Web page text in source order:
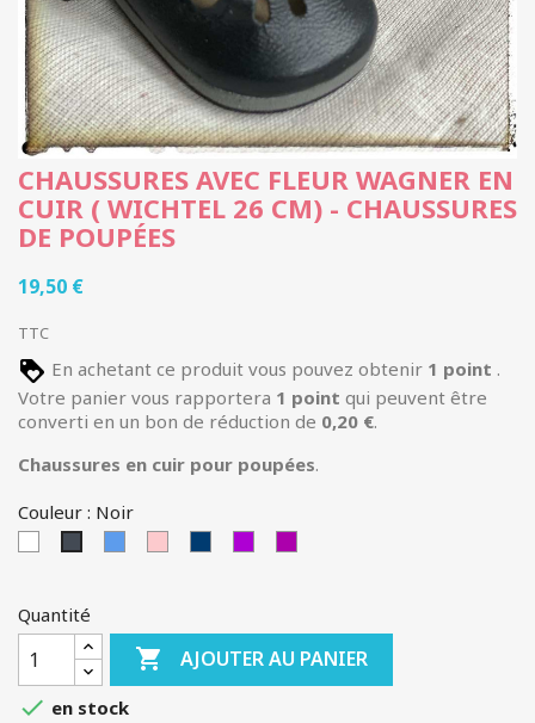
CHAUSSURES AVEC FLEUR WAGNER EN
CUIR ( WICHTEL 26 CM) - CHAUSSURES
DE POUPÉES
19,50 €
TTC
En achetant ce produit vous pouvez obtenir 1 point .
Votre panier vous rapportera 1 point qui peuvent être
converti en un bon de réduction de 0,20 €.
Chaussures en cuir pour poupées.
Couleur : Noir
Quantité
 AJOUTER AU PANIER
 en stock